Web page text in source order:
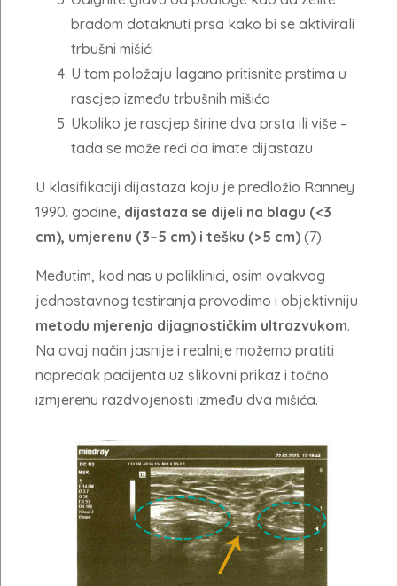
bradom dotaknuti prsa kako bi se aktivirali
trbušni mišići
U tom položaju lagano pritisnite prstima u
rascjep između trbušnih mišića
Ukoliko je rascjep širine dva prsta ili više –
tada se može reći da imate dijastazu
U klasifikaciji dijastaza koju je predložio Ranney
1990. godine, dijastaza se dijeli na blagu (<3
cm), umjerenu (3–5 cm) i tešku (>5 cm) (7).
Međutim, kod nas u poliklinici, osim ovakvog
jednostavnog testiranja provodimo i objektivniju
metodu mjerenja dijagnostičkim ultrazvukom.
Na ovaj način jasnije i realnije možemo pratiti
napredak pacijenta uz slikovni prikaz i točno
izmjerenu razdvojenosti između dva mišića.